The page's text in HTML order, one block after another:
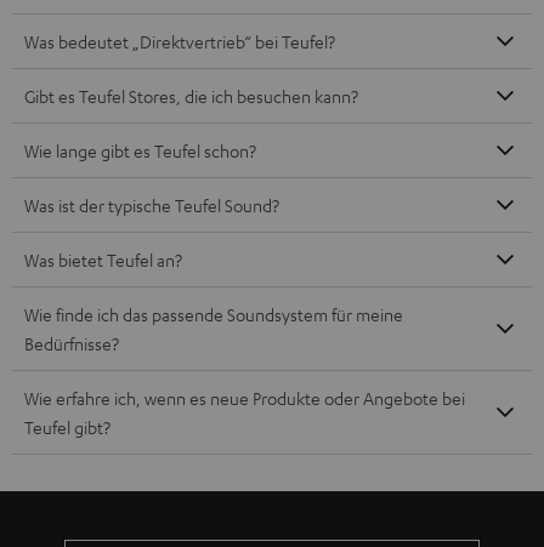
Was bedeutet „Direktvertrieb“ bei Teufel?
Gibt es Teufel Stores, die ich besuchen kann?
Wie lange gibt es Teufel schon?
Was ist der typische Teufel Sound?
Was bietet Teufel an?
Wie finde ich das passende Soundsystem für meine
Bedürfnisse?
Wie erfahre ich, wenn es neue Produkte oder Angebote bei
Teufel gibt?